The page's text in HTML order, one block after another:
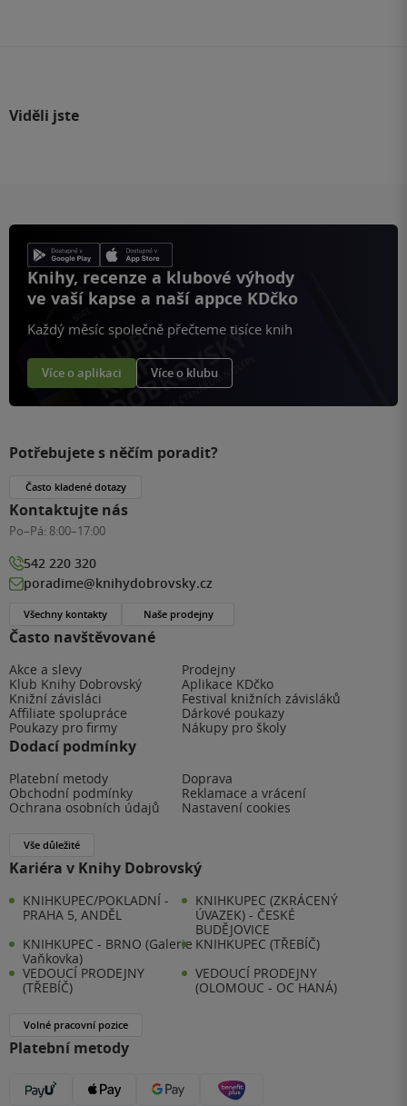
Viděli jste
Knihy, recenze a klubové výhody
ve vaší kapse a naší appce KDčko
Každý měsíc společně přečteme tisíce knih
Více o aplikaci Více o klubu
Často navštěvované
Akce a slevy
Prodejny
Klub Knihy Dobrovský
Aplikace KDčko
Knižní závisláci
Festival knižních závisláků
Affiliate spolupráce
Dárkové poukazy
Poukazy pro firmy
Nákupy pro školy
Dodací podmínky
Platební metody
Doprava
Obchodní podmínky
Reklamace a vrácení
Ochrana osobních údajů
Nastavení cookies
Vše důležité
Kariéra v Knihy Dobrovský
KNIHKUPEC/POKLADNÍ -
PRAHA 5, ANDĚL
KNIHKUPEC (ZKRÁCENÝ
ÚVAZEK) - ČESKÉ
BUDĚJOVICE
KNIHKUPEC - BRNO (Galerie
Vaňkovka)
KNIHKUPEC (TŘEBÍČ)
VEDOUCÍ PRODEJNY
(TŘEBÍČ)
VEDOUCÍ PRODEJNY
(OLOMOUC - OC HANÁ)
Volné pracovní pozice
Platební metody
Potřebujete s něčím poradit?
Často kladené dotazy
Kontaktujte nás
Po–Pá: 8:00–17:00
542 220 320
poradime@knihydobrovsky.cz
Všechny kontakty Naše prodejny